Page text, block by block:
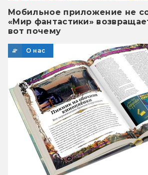
Мобильное приложение не
«Мир фантастики»
вот почему
О нас